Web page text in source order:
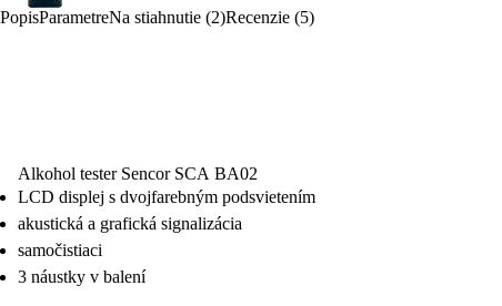
PopisParametreNa stiahnutie (2)Recenzie (5)
Alkohol tester Sencor SCA BA02
LCD displej s dvojfarebným podsvietením
akustická a grafická signalizácia
samočistiaci
3 náustky v balení